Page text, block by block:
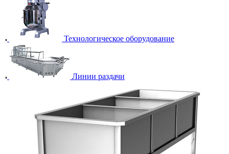
Технологическое оборудование
Линии раздачи